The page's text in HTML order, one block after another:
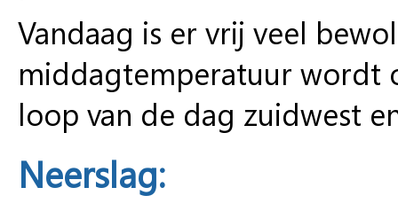
Vandaag is er vrij veel
middagtemperatuur wordt
loop van de dag zuidwest
Neerslag: